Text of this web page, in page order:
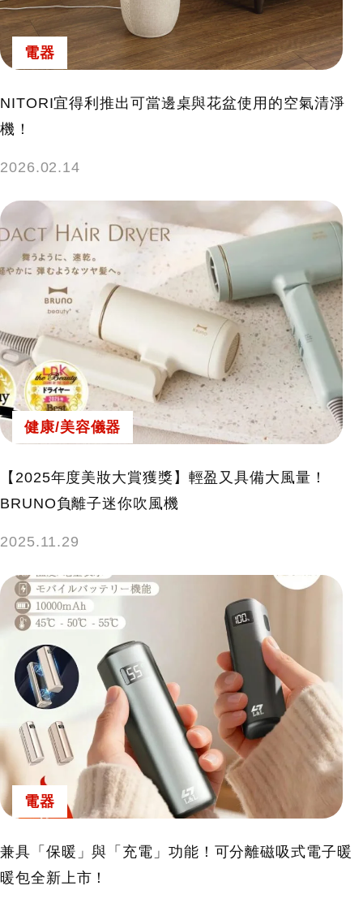
電器
NITORI宜得利推出可當邊桌與花盆使用的空氣清淨
機！
2026.02.14
健康/美容儀器
【2025年度美妝大賞獲獎】輕盈又具備大風量！
BRUNO負離子迷你吹風機
2025.11.29
電器
兼具「保暖」與「充電」功能！可分離磁吸式電子暖
暖包全新上市！